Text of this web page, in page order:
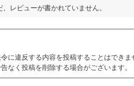
、レビューが書かれていません。
に違反する内容を投稿することはできま
なく投稿を削除する場合がございます。